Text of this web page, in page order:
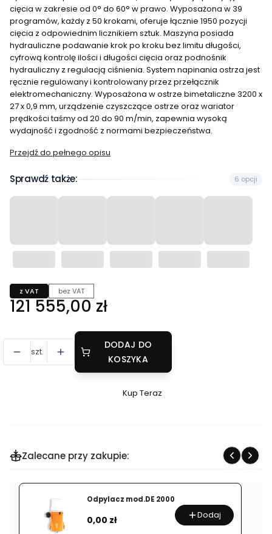
cięcia w zakresie od 0° do 60° w prawo. Wyposażona w 39
programów, każdy z 50 krokami, oferuje łącznie 1950 pozycji
cięcia z odpowiednim licznikiem sztuk. Maszyna posiada
hydrauliczne podawanie krok po kroku bez limitu długości,
cyfrową kontrolę ilości i długości cięcia oraz podnośnik
hydrauliczny z regulacją ciśnienia. System napinania ostrza jest
ręcznie regulowany i kontrolowany przez przełącznik
elektromechaniczny. Wyposażona w ostrze bimetaliczne 3200 x
27 x 0,9 mm, urządzenie czyszczące ostrze oraz wariator
prędkości taśmy od 20 do 90 m/min, zapewnia wysoką
wydajność i zgodność z normami bezpieczeństwa.
Przejdź do pełnego opisu
Sprawdź także: 6 opcji
z VAT bez VAT
Cena
121 555,00 zł
szt.
DODAJ DO
KOSZYKA
Szybki
Piła
taśmowa
Kup Teraz
Zalecane przy zakupie:
Odpylacz mod.DE 2000
Cena
0,00 zł Dodaj